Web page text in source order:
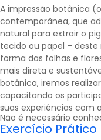
A impressão botânica
contemporânea, que
natural para extrair o
tecido ou papel –
forma das folhas e
mais direta e
botânica, iremos
capacitando os
suas experiências com
Não é necessário
Exercício Prático